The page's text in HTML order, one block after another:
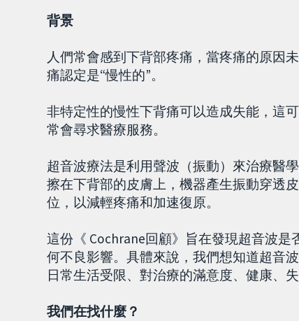
背景
人們常會感到下背部疼痛，當疼痛的原因
痛認定是“慢性的”。
非特定性的慢性下背痛可以造成失能，這
常會尋求醫療服務。
超音波療法是利用聲波（振動）來治療醫
擦在下背部的皮膚上，機器產生振動穿透
位，以減輕疼痛和加速復原。
這份《 Cochrane回顧》旨在發現超音波
何不良影響。具體來說，我們想知道超音
日常生活受限、對治療的滿意度、健康、
我們在找什麼？